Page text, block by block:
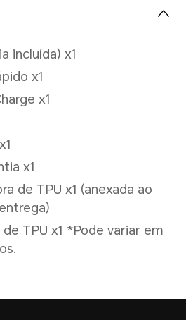
típico)
nominal é 4900
polímero de íons